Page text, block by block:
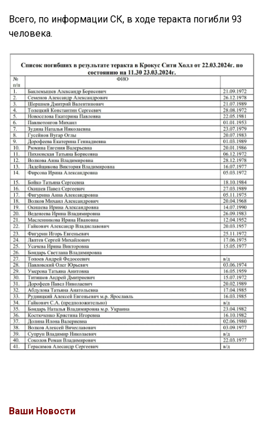
Всего, по информации СК, в ходе теракта погибли 93
человека.
Ваши Новости